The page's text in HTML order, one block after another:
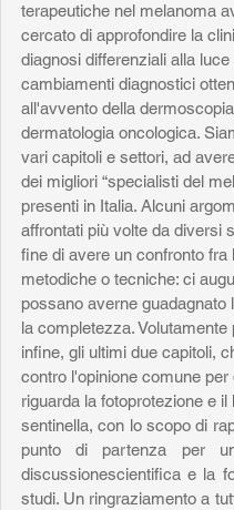
terapeutiche nel melanoma
cercato di approfondire la
diagnosi differenziali alla
cambiamenti diagnostici
all'avvento della
dermatologia oncologica.
vari capitoli e settori, ad
dei migliori “specialisti del
presenti in Italia. Alcuni
affrontati più volte da diversi
fine di avere un confronto fra
metodiche o tecniche: ci
possano averne guadagnato
la completezza. Volutamente
infine, gli ultimi due capitoli,
contro l'opinione comune per
riguarda la fotoprotezione e il
sentinella, con lo scopo di
punto di partenza per
discussionescientifica e la
studi. Un ringraziamento a